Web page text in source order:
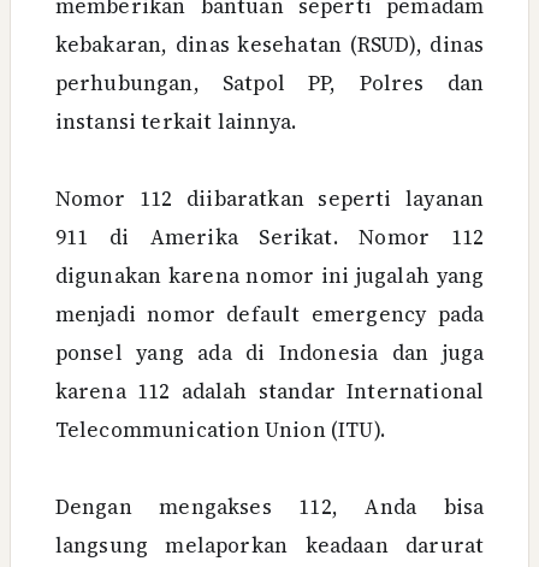
kebakaran, dinas kesehatan (RSUD), dinas
perhubungan, Satpol PP, Polres dan
instansi terkait lainnya.
Nomor 112 diibaratkan seperti layanan
911 di Amerika Serikat. Nomor 112
digunakan karena nomor ini jugalah yang
menjadi nomor default emergency pada
ponsel yang ada di Indonesia dan juga
karena 112 adalah standar International
Telecommunication Union (ITU).
Dengan mengakses 112, Anda bisa
langsung melaporkan keadaan darurat